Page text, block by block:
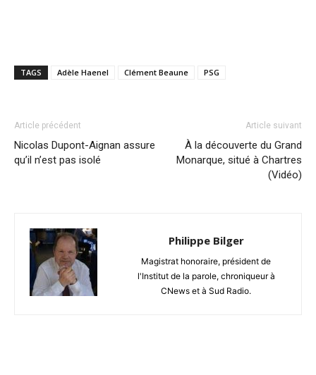
TAGS Adèle Haenel Clément Beaune PSG
Article précédent
Nicolas Dupont-Aignan assure
qu’il n’est pas isolé
Article suivant
À la découverte du Grand
Monarque, situé à Chartres
(Vidéo)
Philippe Bilger
Magistrat honoraire, président de
l'Institut de la parole, chroniqueur à
CNews et à Sud Radio.